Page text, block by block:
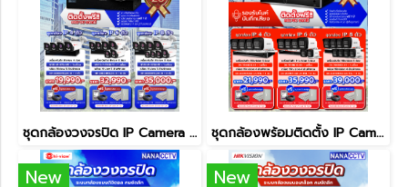
ชุดกล้องวงจรปิด IP Camera ความคมชัด 5 MP เปลี่ยนภาพเที่ยงคืนเป็นเที่ยงวัน ชุดกล้องพร้อมติดตั้ง IP Camera ความคมชัด 4 MP
New New